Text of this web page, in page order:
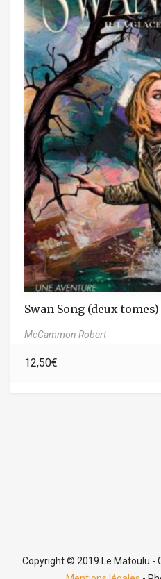
Swan Song (deux tomes)
McCammon Robert
12,50€
Copyright © 2019 Le Matoulu -